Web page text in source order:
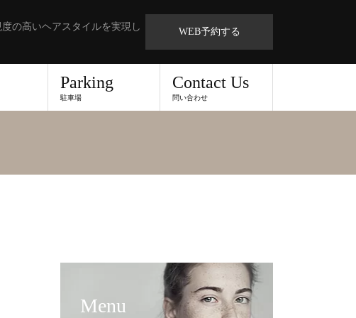
の高いヘアスタイルを実現し
WEB予約する
Parking
駐車場
Contact Us
問い合わせ
Menu